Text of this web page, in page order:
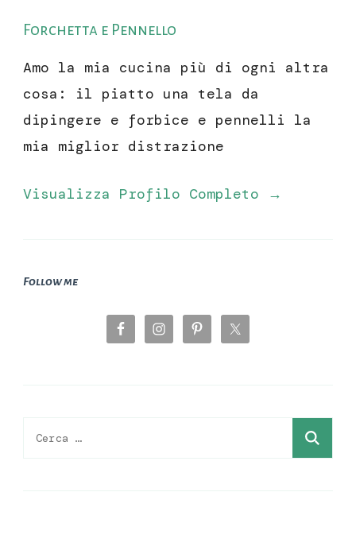
Forchetta e Pennello
Amo la mia cucina più di ogni altra
cosa: il piatto una tela da
dipingere e forbice e pennelli la
mia miglior distrazione
Visualizza Profilo Completo →
Follow me
Ricerca